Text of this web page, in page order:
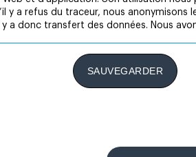
y a refus du traceur, nous anonymisons
y a donc transfert des données. Nous